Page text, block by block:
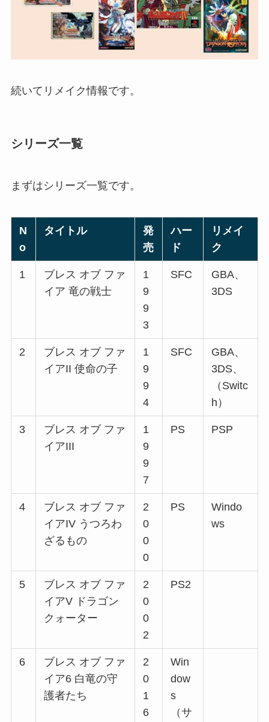
続いてリメイク情報です。
シリーズ一覧
まずはシリーズ一覧です。
N
o
タイトル
発
売
ハー
ド
リメイ
ク
1
ブレス オブ ファ
イア 竜の戦士
1
9
9
3
SFC
GBA、
3DS
2
ブレス オブ ファ
イアII 使命の子
1
9
9
4
SFC
GBA、
3DS、
（Switc
h）
3
ブレス オブ ファ
イアIII
1
9
9
7
PS PSP
4
ブレス オブ ファ
イアIV うつろわ
ざるもの
2
0
0
0
PS
Windo
ws
5
ブレス オブ ファ
イアV ドラゴン
クォーター
2
0
0
2
PS2
6
ブレス オブ ファ
イア6 白竜の守
護者たち
2
0
1
6
Win
dow
s
（サ